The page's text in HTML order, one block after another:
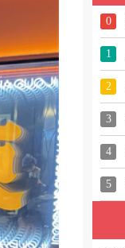
0
1
2
3
4
5